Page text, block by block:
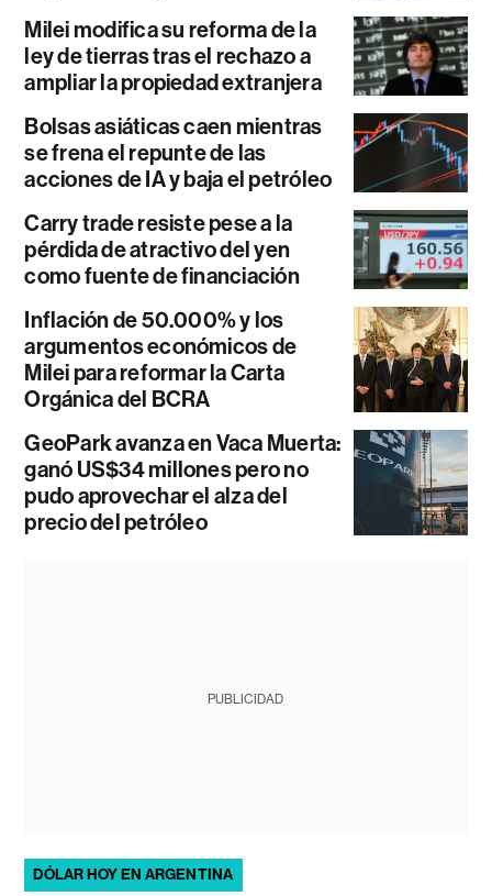
Milei modifica su reforma de la
ley de tierras tras el rechazo a
ampliar la propiedad extranjera
Bolsas asiáticas caen mientras
se frena el repunte de las
acciones de IA y baja el petróleo
Carry trade resiste pese a la
pérdida de atractivo del yen
como fuente de financiación
Inflación de 50.000% y los
argumentos económicos de
Milei para reformar la Carta
Orgánica del BCRA
GeoPark avanza en Vaca Muerta:
ganó US$34 millones pero no
pudo aprovechar el alza del
precio del petróleo
PUBLICIDAD
DÓLAR HOY EN ARGENTINA